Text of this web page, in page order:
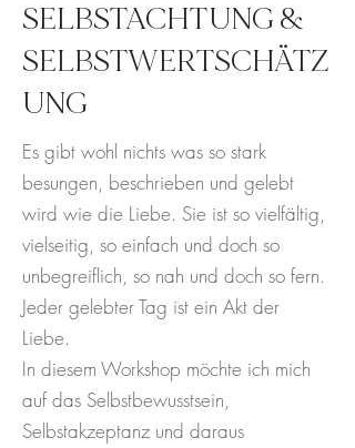
SELBSTACHTUNG &
SELBSTWERTSCHÄTZ
UNG
Es gibt wohl nichts was so stark
besungen, beschrieben und gelebt
wird wie die Liebe. Sie ist so vielfältig,
vielseitig, so einfach und doch so
unbegreiflich, so nah und doch so fern.
Jeder gelebter Tag ist ein Akt der
Liebe.
In diesem Workshop möchte ich mich
auf das Selbstbewusstsein,
Selbstakzeptanz und daraus